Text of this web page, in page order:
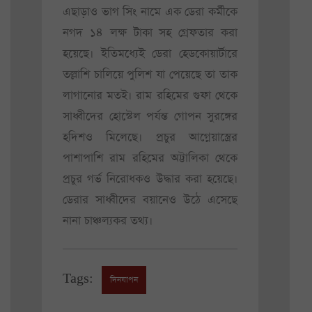
এছাড়াও ভাগ সিং নামে এক ডেরা কর্মীকে
নগদ ১৪ লক্ষ টাকা সহ গ্রেফতার করা
হয়েছে। ইতিমধ্যেই ডেরা হেডকোয়ার্টারে
তল্লাশি চালিয়ে পুলিশ যা পেয়েছে তা তাক
লাগানোর মতই। রাম রহিমের গুফা থেকে
সাধ্বীদের হোস্টেল পর্যন্ত গোপন সুরঙ্গের
হদিশও মিলেছে। প্রচুর আগ্নেয়াস্ত্রের
পাশাপাশি রাম রহিমের অট্টালিকা থেকে
প্রচুর গর্ভ নিরোধকও উদ্ধার করা হয়েছে।
ডেরার সাধ্বীদের বয়ানেও উঠে এসেছে
নানা চাঞ্চল্যকর তথ্য।
Tags: দিনযাপন